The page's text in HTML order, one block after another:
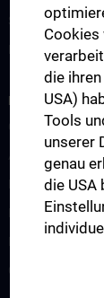
Studium und
Klinisch-
RESEARCH
Christian
Angewandte
CARE
Cookies
die
USA)
Tools
unserer
genau
die USA